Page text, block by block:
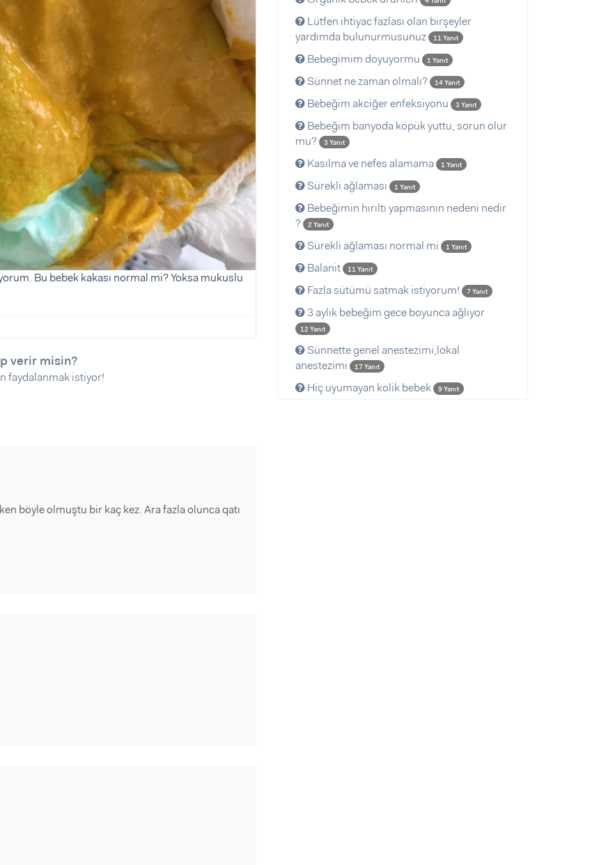
Bu bebek kakası normal mi? Yoksa mukuslu
verir misin?
faydalanmak istiyor!
böyle olmuştu bir kaç kez. Ara fazla olunca qatı
Lütfen ihtiyac fazlası olan birşeyler
yardımda bulunurmusunuz
11 Yanıt
Bebegimim doyuyormu 1 Yanıt
Sünnet ne zaman olmalı? 14 Yanıt
Bebeğim akciğer enfeksiyonu 3 Yanıt
Bebeğim banyoda köpük yuttu, sorun olur
mu?
3 Yanıt
Kasılma ve nefes alamama 1 Yanıt
Sürekli ağlaması 1 Yanıt
Bebeğimin hırıltı yapmasının nedeni nedir
?
2 Yanıt
Sürekli ağlaması normal mi 1 Yanıt
Balanit 11 Yanıt
Fazla sütümü satmak istiyorum! 7 Yanıt
3 aylık bebeğim gece boyunca ağlıyor
12 Yanıt
Sünnette genel anestezimi,lokal
anestezimi
17 Yanıt
Hiç uyumayan kolik bebek 9 Yanıt